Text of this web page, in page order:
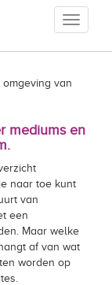
Toggle
van
mediums en
naar toe kunt
van
een
Maar welke
af van wat
worden op